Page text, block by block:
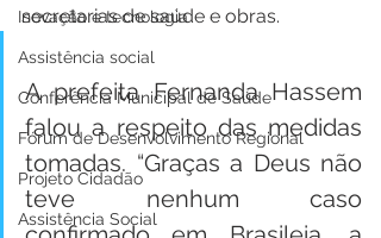
Inovação e tecnologia
Assistência social
Conferência Municipal de Saúde
Fórum de Desenvolvimento Regional
Projeto Cidadão
Assistência Social
secretarias de saúde e obras.
A prefeita Fernanda Hassem
falou a respeito das medidas
tomadas. “Graças a Deus não
teve nenhum caso